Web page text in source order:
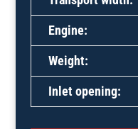
Engine:
Weight:
Inlet opening: